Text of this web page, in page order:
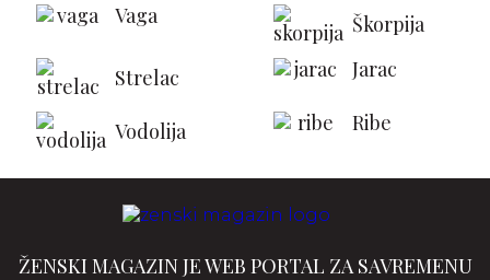
Vaga
Škorpija
Strelac Jarac
Vodolija Ribe
ŽENSKI MAGAZIN JE WEB PORTAL ZA SAVREMENU